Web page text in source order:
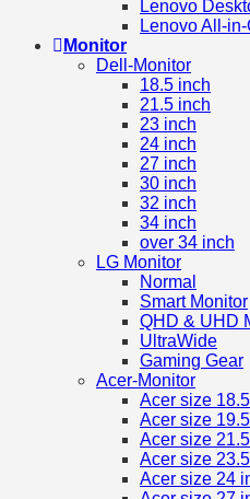
Lenovo
Lenovo All-
Monitor
Dell-Monitor
18.5 inch
21.5 inch
23 inch
24 inch
27 inch
30 inch
32 inch
34 inch
over 34 inch
LG Monitor
Normal
Smart Monitor
QHD & UHD
UltraWide
Gaming Gear
Acer-Monitor
Acer size
Acer size
Acer size
Acer size
Acer size 24